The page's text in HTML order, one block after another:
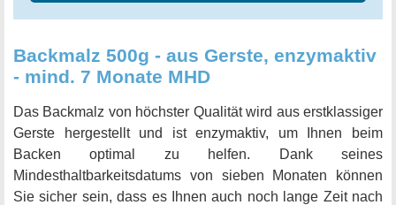
Backmalz 500g - aus Gerste, enzymaktiv
- mind. 7 Monate MHD
Das Backmalz von höchster Qualität wird aus erstklassiger
Gerste hergestellt und ist enzymaktiv, um Ihnen beim
Backen optimal zu helfen. Dank seines
Mindesthaltbarkeitsdatums von sieben Monaten können
Sie sicher sein, dass es Ihnen auch noch lange Zeit nach